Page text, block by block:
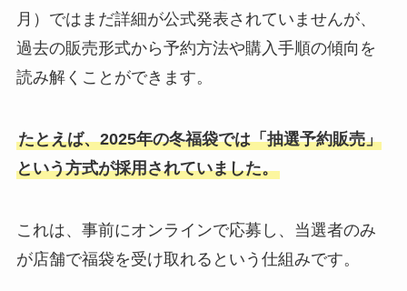
月）ではまだ詳細が公式発表されていませんが、
過去の販売形式から予約方法や購入手順の傾向を
読み解くことができます。
たとえば、2025年の冬福袋では「抽選予約販売」
という方式が採用されていました。
これは、事前にオンラインで応募し、当選者のみ
が店舗で福袋を受け取れるという仕組みです。